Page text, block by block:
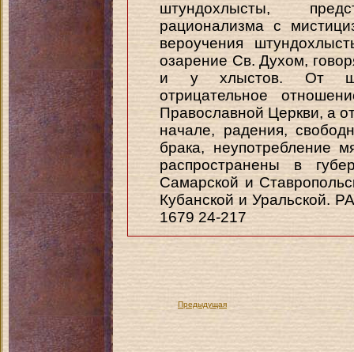
штундохлысты,
рационализма с
вероучения
озарение Св. Духом,
и у хлыстов. От
отрицательное
Православной Церкви, а
начале, радения,
брака, неупотребление
распространены в
Самарской и
Кубанской и
1679 24-217
Предыдущая